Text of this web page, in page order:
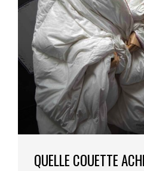
QUELLE COUETTE